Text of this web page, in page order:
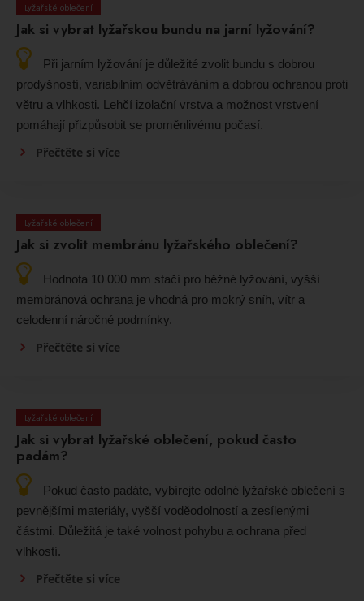
Lyžařské oblečení
Jak si vybrat lyžařskou bundu na jarní lyžování?
Při jarním lyžování je důležité zvolit bundu s dobrou
prodyšností, variabilním odvětráváním a dobrou ochranou proti
větru a vlhkosti. Lehčí izolační vrstva a možnost vrstvení
pomáhají přizpůsobit se proměnlivému počasí.
Přečtěte si více
Lyžařské oblečení
Jak si zvolit membránu lyžařského oblečení?
Hodnota 10 000 mm stačí pro běžné lyžování, vyšší
membránová ochrana je vhodná pro mokrý sníh, vítr a
celodenní náročné podmínky.
Přečtěte si více
Lyžařské oblečení
Jak si vybrat lyžařské oblečení, pokud často
padám?
Pokud často padáte, vybírejte odolné lyžařské oblečení s
pevnějšími materiály, vyšší voděodolností a zesílenými
částmi. Důležitá je také volnost pohybu a ochrana před
vlhkostí.
Přečtěte si více